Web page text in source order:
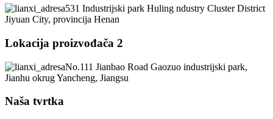
531 Industrijski park Huling ndustry Cluster District
Jiyuan City, provincija Henan
Lokacija proizvođača 2
No.111 Jianbao Road Gaozuo industrijski park,
Jianhu okrug Yancheng, Jiangsu
Naša tvrtka